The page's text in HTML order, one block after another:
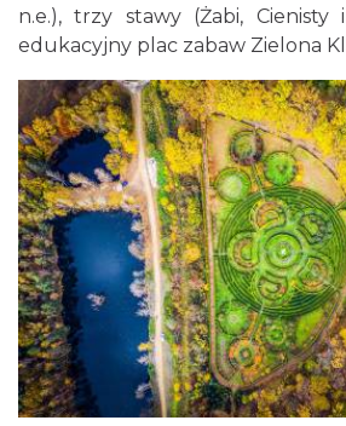
n.e.), trzy stawy (Żabi, Cienisty
edukacyjny plac zabaw Zielona